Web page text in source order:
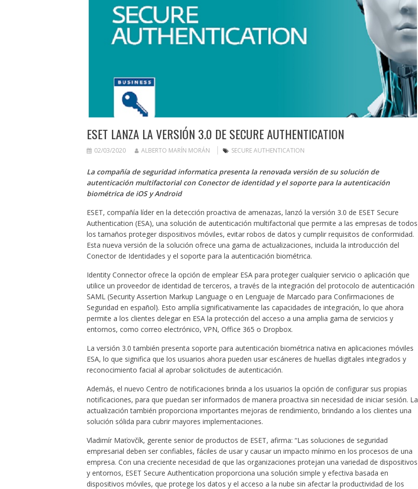
ESET LANZA LA VERSIÓN 3.0 DE SECURE AUTHENTICATION
02/03/2020 ALBERTO MARÍN MORÁN SECURE AUTHENTICATION
La compañía de seguridad informatica presenta la renovada versión de su solución de
autenticación multifactorial con Conector de identidad y el soporte para la autenticación
biométrica de iOS y Android
ESET, compañía líder en la detección proactiva de amenazas, lanzó la versión 3.0 de ESET Secure
Authentication (ESA), una solución de autenticación multifactorial que permite a las empresas de todos
los tamaños proteger dispositivos móviles, evitar robos de datos y cumplir requisitos de conformidad.
Esta nueva versión de la solución ofrece una gama de actualizaciones, incluida la introducción del
Conector de Identidades y el soporte para la autenticación biométrica.
Identity Connector ofrece la opción de emplear ESA para proteger cualquier servicio o aplicación que
utilice un proveedor de identidad de terceros, a través de la integración del protocolo de autenticación
SAML (Security Assertion Markup Language o en Lenguaje de Marcado para Confirmaciones de
Seguridad en español). Esto amplía significativamente las capacidades de integración, lo que ahora
permite a los clientes delegar en ESA la protección del acceso a una amplia gama de servicios y
entornos, como correo electrónico, VPN, Office 365 o Dropbox.
La versión 3.0 también presenta soporte para autenticación biométrica nativa en aplicaciones móviles
ESA, lo que significa que los usuarios ahora pueden usar escáneres de huellas digitales integrados y
reconocimiento facial al aprobar solicitudes de autenticación.
Además, el nuevo Centro de notificaciones brinda a los usuarios la opción de configurar sus propias
notificaciones, para que puedan ser informados de manera proactiva sin necesidad de iniciar sesión. La
actualización también proporciona importantes mejoras de rendimiento, brindando a los clientes una
solución sólida para cubrir mayores implementaciones.
Vladimír Maťovčík, gerente senior de productos de ESET, afirma: “Las soluciones de seguridad
empresarial deben ser confiables, fáciles de usar y causar un impacto mínimo en los procesos de una
empresa. Con una creciente necesidad de que las organizaciones protejan una variedad de dispositivos
y entornos, ESET Secure Authentication proporciona una solución simple y efectiva basada en
dispositivos móviles, que protege los datos y el acceso a la nube sin afectar la productividad de los